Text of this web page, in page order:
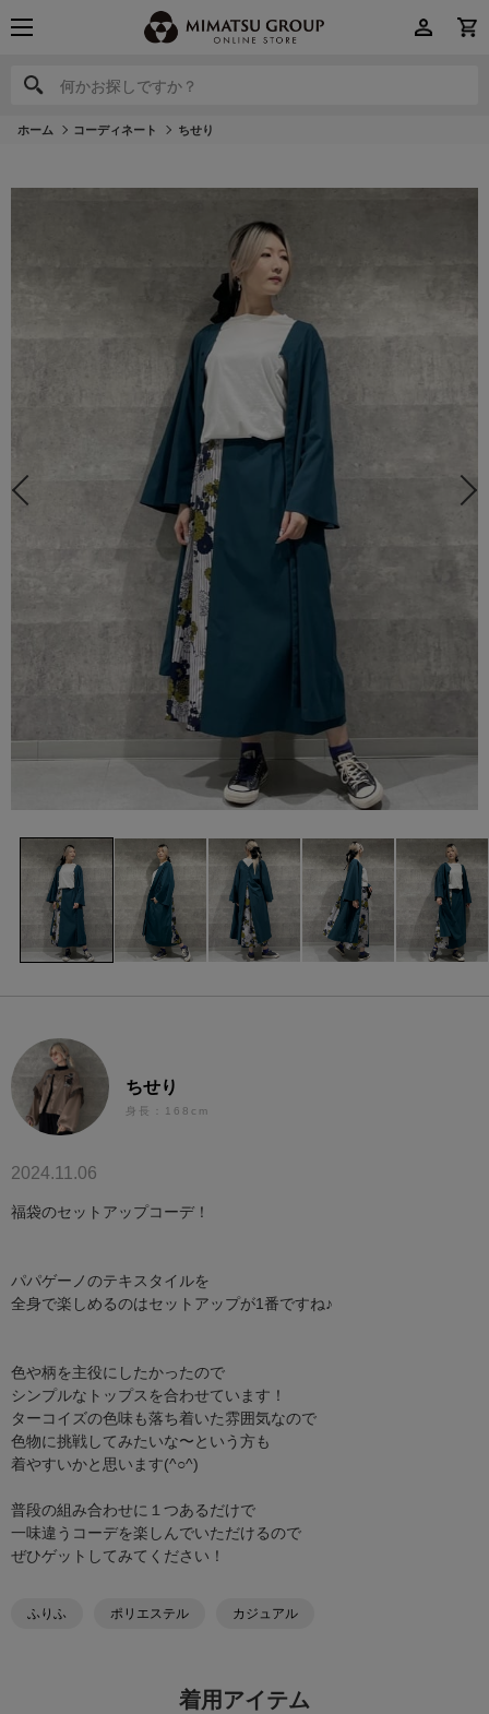
何かお探しですか？
何かお探しですか？
ホーム コーディネート ちせり
ちせり
身長：168cm
2024.11.06
福袋のセットアップコーデ！
パパゲーノのテキスタイルを
全身で楽しめるのはセットアップが1番ですね♪
色や柄を主役にしたかったので
シンプルなトップスを合わせています！
ターコイズの色味も落ち着いた雰囲気なので
色物に挑戦してみたいな〜という方も
着やすいかと思います(^○^)
普段の組み合わせに１つあるだけで
一味違うコーデを楽しんでいただけるので
ぜひゲットしてみてください！
ふりふ ポリエステル カジュアル
着用アイテム